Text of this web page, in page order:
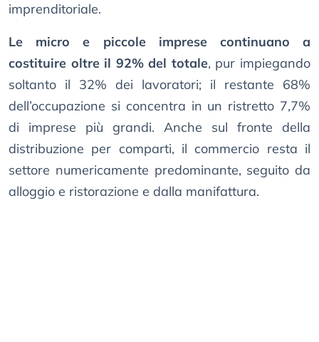
imprenditoriale.
Le micro e piccole imprese continuano a
costituire oltre il 92% del totale, pur impiegando
soltanto il 32% dei lavoratori; il restante 68%
dell’occupazione si concentra in un ristretto 7,7%
di imprese più grandi. Anche sul fronte della
distribuzione per comparti, il commercio resta il
settore numericamente predominante, seguito da
alloggio e ristorazione e dalla manifattura.